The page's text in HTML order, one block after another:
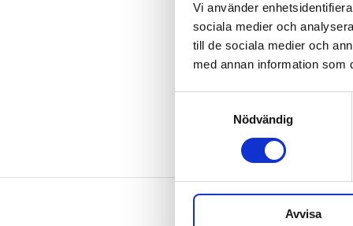
Vi använder
sociala medier och
till de sociala medier och
med annan information som
Nödvändig
Avvisa
Integritet